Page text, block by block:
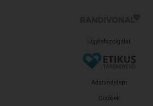
Ügyfélszolgálat
Adatvédelem
Cookiek